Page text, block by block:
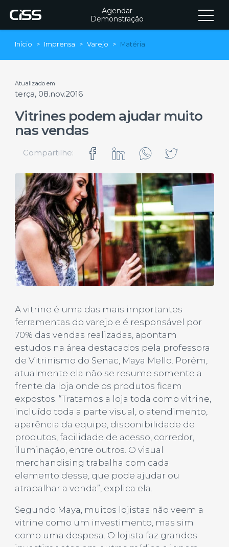
Agendar
Demonstração
Início Imprensa Varejo Matéria
Atualizado em
terça, 08.nov.2016
Vitrines podem ajudar muito
nas vendas
Compartilhe:
A vitrine é uma das mais importantes
ferramentas do varejo e é responsável por
70% das vendas realizadas, apontam
estudos na área destacados pela professora
de Vitrinismo do Senac, Maya Mello. Porém,
atualmente ela não se resume somente a
frente da loja onde os produtos ficam
expostos. “Tratamos a loja toda como vitrine,
incluído toda a parte visual, o atendimento,
aparência da equipe, disponibilidade de
produtos, facilidade de acesso, corredor,
iluminação, entre outros. O visual
merchandising trabalha com cada
elemento desse, que pode ajudar ou
atrapalhar a venda”, explica ela.
Segundo Maya, muitos lojistas não veem a
vitrine como um investimento, mas sim
como uma despesa. O lojista faz grandes